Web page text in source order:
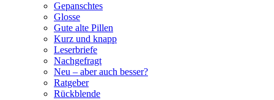
Gepanschtes
Glosse
Gute alte Pillen
Kurz und knapp
Leserbriefe
Nachgefragt
Neu – aber auch besser?
Ratgeber
Rückblende